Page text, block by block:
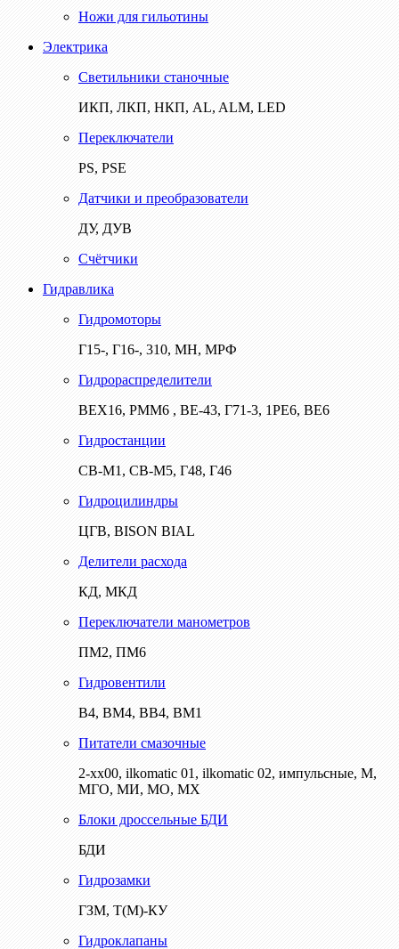
Ножи для гильотины
Электрика
Светильники станочные
ИКП, ЛКП, НКП, AL, ALM, LED
Переключатели
PS, PSE
Датчики и преобразователи
ДУ, ДУВ
Счётчики
Гидравлика
Гидромоторы
Г15-, Г16-, 310, МН, МРФ
Гидрораспределители
ВЕХ16, РММ6 , ВЕ-43, Г71-3, 1РЕ6, ВЕ6
Гидростанции
СВ-М1, СВ-М5, Г48, Г46
Гидроцилиндры
ЦГВ, BISON BIAL
Делители расхода
КД, МКД
Переключатели манометров
ПМ2, ПМ6
Гидровентили
В4, ВМ4, ВВ4, ВМ1
Питатели смазочные
2-хх00, ilkomatic 01, ilkomatic 02, импульсные, М,
МГО, МИ, МО, МХ
Блоки дроссельные БДИ
БДИ
Гидрозамки
ГЗМ, Т(М)-КУ
Гидроклапаны